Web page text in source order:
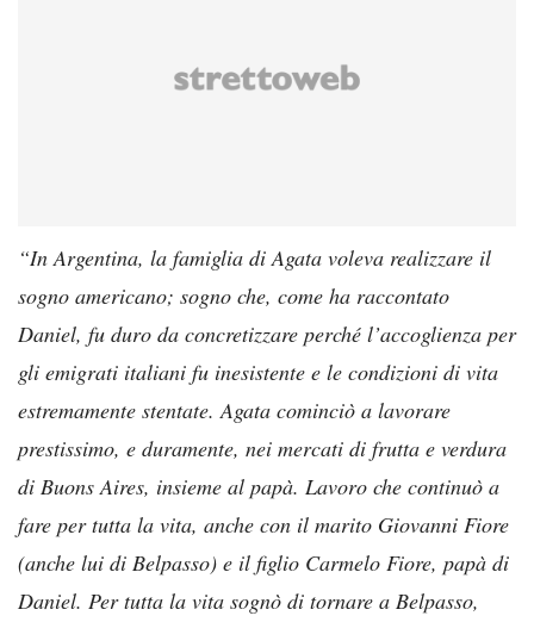
“In Argentina, la famiglia di Agata voleva realizzare il
sogno americano; sogno che, come ha raccontato
Daniel, fu duro da concretizzare perché l’accoglienza per
gli emigrati italiani fu inesistente e le condizioni di vita
estremamente stentate.Agata cominciò a lavorare
prestissimo, e duramente, nei mercati di frutta e verdura
di Buons Aires, insieme al papà. Lavoro che continuò a
fare per tutta la vita, anche con il marito Giovanni Fiore
(anche lui di Belpasso) e il figlio Carmelo Fiore, papà di
Daniel. Per tutta la vita sognò di tornare a Belpasso,